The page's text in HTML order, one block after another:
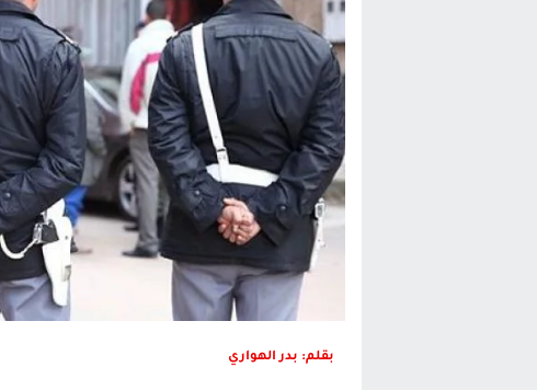
الحكومة الإسبانية تعلن عن ميزانية استثنائية بقيمة 25 مليون يورو
قطاع نقل البضائع بالمغرب يلوح بإضراب
حريق بالمركب التجاري بالناظور يثير
زيادة تسعيرة النقل بالحسيمة تضع
بقلم: بدر الهواري